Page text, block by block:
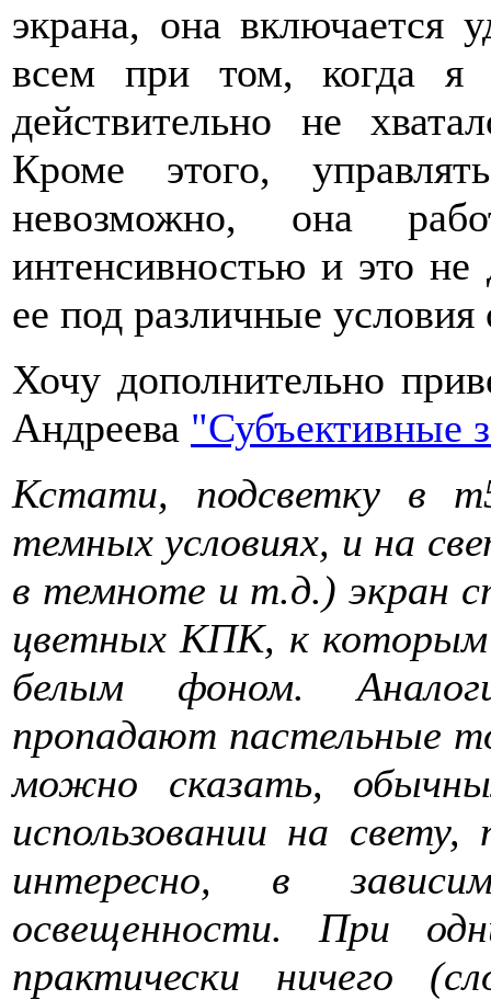
экрана, она включается
всем при том, когда я
действительно не
Кроме этого,
невозможно, она
интенсивностью и это не
ее под различные
Хочу дополнительно
Андреева "Субъективные
Кстати, подсветку в
темных условиях, и на
в темноте и т.д.) экран
цветных КПК, к
белым фоном.
пропадают пастельные
можно сказать,
использовании на свету,
интересно, в
освещенности. При
практически ничего